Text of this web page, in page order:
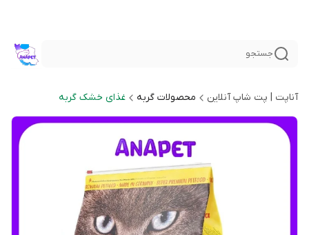
جستجو
آناپت | پت شاپ آنلاین محصولات گربه غذای خشک گربه